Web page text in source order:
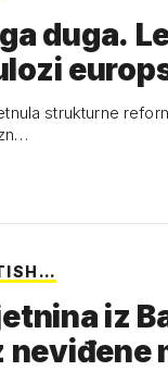
Le Figaro:
strukturne
iz
neviđene